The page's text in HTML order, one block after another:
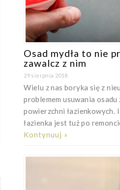
Osad mydła to nie
zawalcz z nim
29 sierpnia 2018
Wielu z nas boryka się z
problemem usuwania osadu
powierzchni łazienkowych.
łazienka jest tuż po
Kontynuuj »